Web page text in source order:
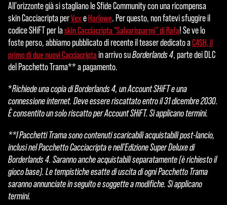
A
c
c
e
p
t
&
P
l
a
y
All'orizzonte già si stagliano le Sfide Community con una ricompensa
skin Cacciacripta perVex e Harlowe. Per questo, non fatevi sfuggire il
codice SHiFT per laskin Cacciacripta "Salvarisparmi" di Rafa! Se ve lo
foste perso, abbiamo pubblicato di recente il teaser dedicato aC4SH, il
primo di due nuovi Cacciacripta in arrivo suBorderlands 4, parte dei DLC
del Pacchetto Trama** a pagamento.
*Richiede una copia di Borderlands 4, un Account SHiFT e una
connessione internet. Deve essere riscattato entro il 31 dicembre 2030.
È consentito un solo riscatto per Account SHiFT. Si applicano termini.
**I Pacchetti Trama sono contenuti scaricabili acquistabili post-lancio,
inclusi nel Pacchetto Cacciacripta e nell'Edizione Super Deluxe di
Borderlands 4. Saranno anche acquistabili separatamente (è richiesto il
gioco base). Le tempistiche esatte di uscita di ogni Pacchetto Trama
saranno annunciate in seguito e soggette a modifiche. Si applicano
termini.